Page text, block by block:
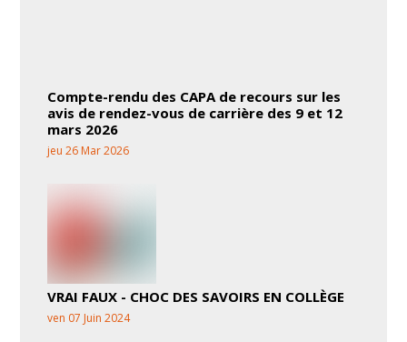
Compte-rendu des CAPA de recours sur les
avis de rendez-vous de carrière des 9 et 12
mars 2026
jeu 26 Mar 2026
VRAI FAUX - CHOC DES SAVOIRS EN COLLÈGE
ven 07 Juin 2024